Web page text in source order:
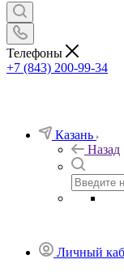
Телефоны
+7 (843) 200-99-34
Казань
Назад
Личный